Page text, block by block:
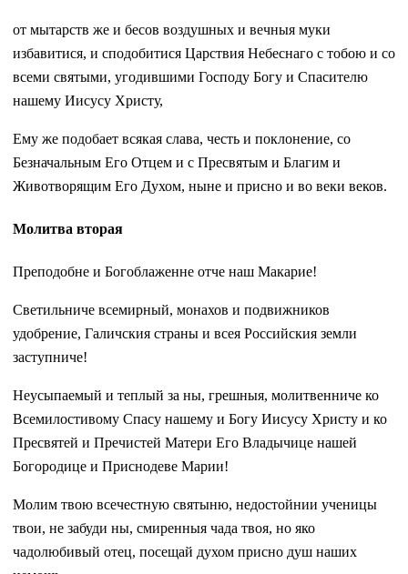
от мытарств же и бесов воздушных и вечныя муки
избавитися, и сподобитися Царствия Небеснаго с тобою и со
всеми святыми, угодившими Господу Богу и Спасителю
нашему Иисусу Христу,
Ему же подобает всякая слава, честь и поклонение, со
Безначальным Его Отцем и с Пресвятым и Благим и
Животворящим Его Духом, ныне и присно и во веки веков.
Молитва вторая
Преподобне и Богоблаженне отче наш Макарие!
Светильниче всемирный, монахов и подвижников
удобрение, Галичския страны и всея Российския земли
заступниче!
Неусыпаемый и теплый за ны, грешныя, молитвенниче ко
Всемилостивому Спасу нашему и Богу Иисусу Христу и ко
Пресвятей и Пречистей Матери Его Владычице нашей
Богородице и Приснодеве Марии!
Молим твою всечестную святыню, недостойнии ученицы
твои, не забуди ны, смиренныя чада твоя, но яко
чадолюбивый отец, посещай духом присно душ наших